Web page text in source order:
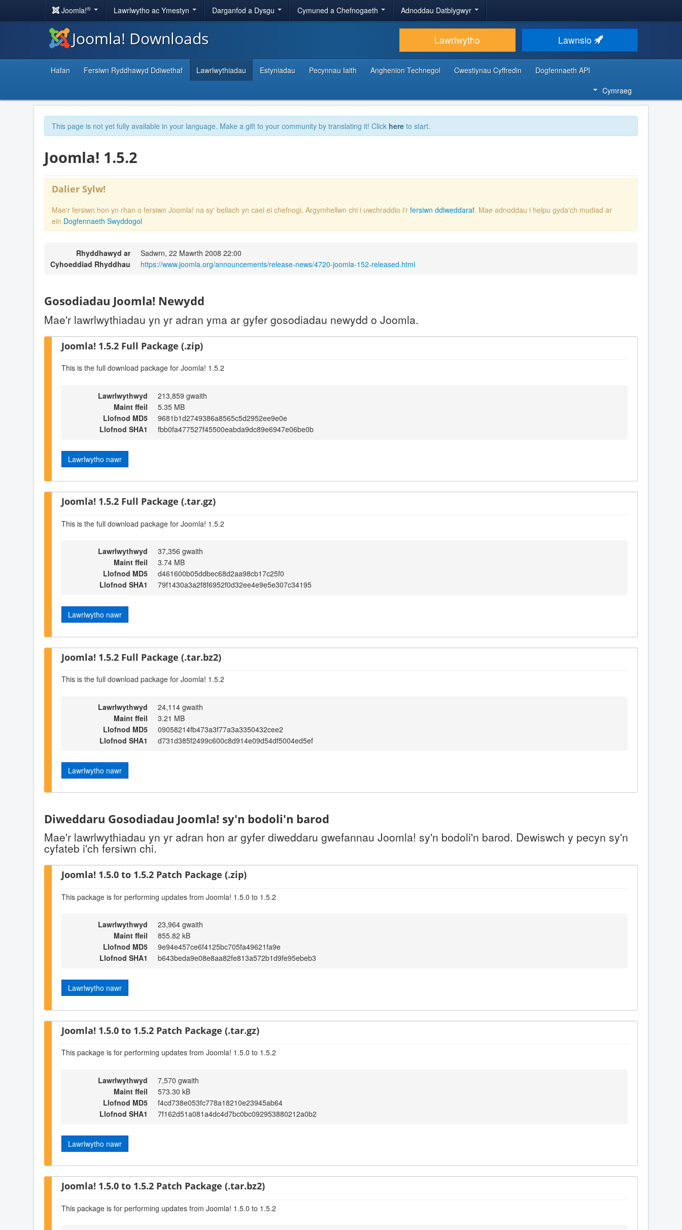
Joomla!® Lawrlwytho ac Ymestyn Darganfod a Dysgu Cymuned a Chefnogaeth Adnoddau Datblygwyr
Joomla! Downloads Lawrlwytho Lawnsio
Hafan Fersiwn Ryddhawyd Ddiwethaf Lawrlwythiadau Estyniadau Pecynnau Iaith Anghenion Technegol Cwestiynau Cyffredin
Dogfennaeth API
Cymraeg
This page is not yet fully available in your language. Make a gift to your community by translating it! Click here to start.
Joomla! 1.5.2
Dalier Sylw!
Mae'r fersiwn hon yn rhan o fersiwn Joomla! na sy' bellach yn cael ei chefnogi. Argymhellwn chi i uwchraddio i'r fersiwn ddiweddaraf. Mae adnoddau i helpu gyda'ch mudiad ar
ein Dogfennaeth Swyddogol
Rhyddhawyd ar
Sadwrn, 22 Mawrth 2008 22:00
Cyhoeddiad Rhyddhau
https://www.joomla.org/announcements/release-news/4720-joomla-152-released.html
Gosodiadau Joomla! Newydd
Mae'r lawrlwythiadau yn yr adran yma ar gyfer gosodiadau newydd o Joomla.
Joomla! 1.5.2 Full Package (.zip)
This is the full download package for Joomla! 1.5.2
Lawrlwythwyd
213,859 gwaith
Maint ffeil
5.35 MB
Llofnod MD5
9681b1d2749386a8565c5d2952ee9e0e
Llofnod SHA1
fbb0fa477527f45500eabda9dc89e6947e06be0b
Lawrlwytho nawr
Joomla! 1.5.2 Full Package (.tar.gz)
This is the full download package for Joomla! 1.5.2
Lawrlwythwyd
37,356 gwaith
Maint ffeil
3.74 MB
Llofnod MD5
d461600b05ddbec68d2aa98cb17c25f0
Llofnod SHA1
79f1430a3a2f8f6952f0d32ee4e9e5e307c34195
Lawrlwytho nawr
Joomla! 1.5.2 Full Package (.tar.bz2)
This is the full download package for Joomla! 1.5.2
Lawrlwythwyd
24,114 gwaith
Maint ffeil
3.21 MB
Llofnod MD5
09058214fb473a3f77a3a3350432cee2
Llofnod SHA1
d731d385f2499c600c8d914e09d54df5004ed5ef
Lawrlwytho nawr
Diweddaru Gosodiadau Joomla! sy'n bodoli'n barod
Mae'r lawrlwythiadau yn yr adran hon ar gyfer diweddaru gwefannau Joomla! sy'n bodoli'n barod. Dewiswch y pecyn sy'n
cyfateb i'ch fersiwn chi.
Joomla! 1.5.0 to 1.5.2 Patch Package (.zip)
This package is for performing updates from Joomla! 1.5.0 to 1.5.2
Lawrlwythwyd
23,964 gwaith
Maint ffeil
855.82 kB
Llofnod MD5
9e94e457ce6f4125bc705fa49621fa9e
Llofnod SHA1
b643beda9e08e8aa82fe813a572b1d9fe95ebeb3
Lawrlwytho nawr
Joomla! 1.5.0 to 1.5.2 Patch Package (.tar.gz)
This package is for performing updates from Joomla! 1.5.0 to 1.5.2
Lawrlwythwyd
7,570 gwaith
Maint ffeil
573.30 kB
Llofnod MD5
f4cd738e053fc778a18210e23945ab64
Llofnod SHA1
7f162d51a081a4dc4d7bc0bc092953880212a0b2
Lawrlwytho nawr
Joomla! 1.5.0 to 1.5.2 Patch Package (.tar.bz2)
This package is for performing updates from Joomla! 1.5.0 to 1.5.2